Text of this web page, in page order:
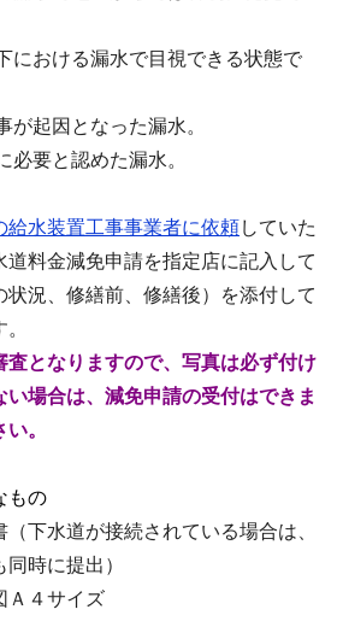
における漏水で目視できる状態で
が起因となった漏水。
必要と認めた漏水。
給水装置工事事業者に依頼していた
道料金減免申請を指定店に記入して
状況、修繕前、修繕後）を添付して
査となりますので、写真は必ず付け
場合は、減免申請の受付はできま
。
もの
下水道が接続されている場合は、
時に提出）
４サイズ